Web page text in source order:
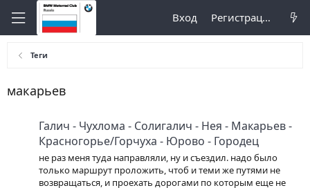
Вход Регистрация
Теги
макарьев
Галич - Чухлома - Солигалич - Нея - Макарьев -
Красногорье/Горчуха - Юрово - Городец
не раз меня туда направляли, ну и съездил. надо было
только маршрут проложить, чтоб и теми же путями не
возвращаться, и проехать дорогами по которым еще не